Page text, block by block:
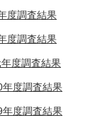
度調査結果
度調査結果
度調査結果
年度調査結果
年度調査結果